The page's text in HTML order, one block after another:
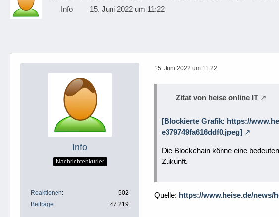
Info 15. Juni 2022 um 11:22
Info
Nachrichtenkurier
Reaktionen
502
Beiträge
47.219
15. Juni 2022 um 11:22
Zitat von heise online IT
[Blockierte Grafik: https://
e379749fa616ddf0.jpeg]
Die Blockchain könne eine
Zukunft.
Quelle: https://www.heise.de/news/